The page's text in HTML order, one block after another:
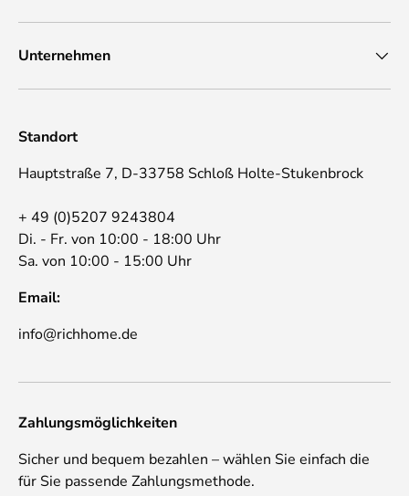
Unternehmen
Standort
Hauptstraße 7, D-33758 Schloß Holte-Stukenbrock
+ 49 (0)5207 9243804
Di. - Fr. von 10:00 - 18:00 Uhr
Sa. von 10:00 - 15:00 Uhr
Email:
info@richhome.de
Zahlungsmöglichkeiten
Sicher und bequem bezahlen – wählen Sie einfach die
für Sie passende Zahlungsmethode.